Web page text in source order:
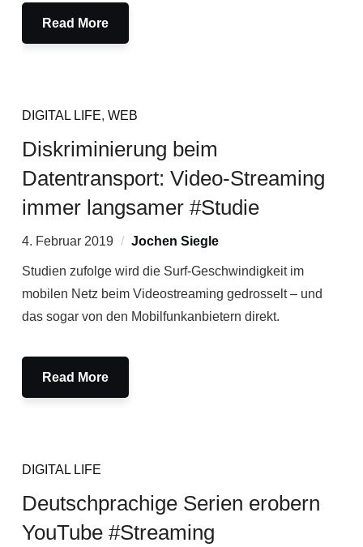
Read More
DIGITAL LIFE, WEB
Diskriminierung beim
Datentransport: Video-Streaming
immer langsamer #Studie
4. Februar 2019 Jochen Siegle
Studien zufolge wird die Surf-Geschwindigkeit im
mobilen Netz beim Videostreaming gedrosselt – und
das sogar von den Mobilfunkanbietern direkt.
Read More
DIGITAL LIFE
Deutschprachige Serien erobern
YouTube #Streaming